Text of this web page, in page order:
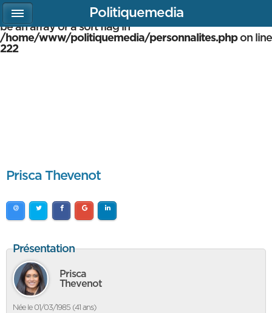
Warning
: array_multisort(): Argument #1 is expected to
be an array or a sort flag in
/home/www/politiquemedia/personnalites.phpon line
222
Prisca Thevenot
Présentation
Prisca
Thevenot
Née le 01/03/1985 (41 ans)
Politiquemedia